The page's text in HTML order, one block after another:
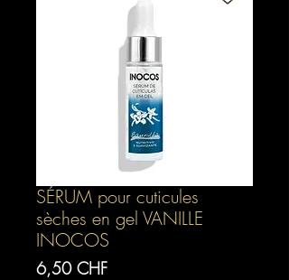
SÉRUM pour cuticules
sèches en gel VANILLE
INOCOS
6,50 CHFPrix